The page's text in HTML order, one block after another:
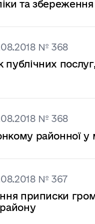
та
№ 368
публічних
№ 368
районної у
№ 367
приписки